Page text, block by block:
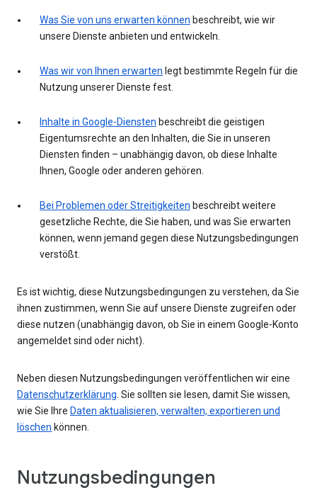
Was Sie von uns erwarten können beschreibt, wie wir
unsere Dienste anbieten und entwickeln.
Was wir von Ihnen erwarten legt bestimmte Regeln für die
Nutzung unserer Dienste fest.
Inhalte in Google-Diensten beschreibt die geistigen
Eigentumsrechte an den Inhalten, die Sie in unseren
Diensten finden – unabhängig davon, ob diese Inhalte
Ihnen, Google oder anderen gehören.
Bei Problemen oder Streitigkeiten beschreibt weitere
gesetzliche Rechte, die Sie haben, und was Sie erwarten
können, wenn jemand gegen diese Nutzungsbedingungen
verstößt.
Es ist wichtig, diese Nutzungsbedingungen zu verstehen, da Sie
ihnen zustimmen, wenn Sie auf unsere Dienste zugreifen oder
diese nutzen (unabhängig davon, ob Sie in einem Google-Konto
angemeldet sind oder nicht).
Neben diesen Nutzungsbedingungen veröffentlichen wir eine
Datenschutzerklärung . Sie sollten sie lesen, damit Sie wissen,
wie Sie Ihre Daten aktualisieren, verwalten, exportieren und
löschen können.
Nutzungsbedingungen